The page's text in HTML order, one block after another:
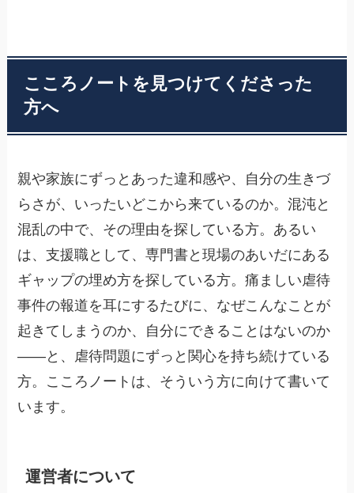
こころノートを見つけてくださった
方へ
親や家族にずっとあった違和感や、自分の生きづ
らさが、いったいどこから来ているのか。混沌と
混乱の中で、その理由を探している方。あるい
は、支援職として、専門書と現場のあいだにある
ギャップの埋め方を探している方。痛ましい虐待
事件の報道を耳にするたびに、なぜこんなことが
起きてしまうのか、自分にできることはないのか
——と、虐待問題にずっと関心を持ち続けている
方。こころノートは、そういう方に向けて書いて
います。
運営者について